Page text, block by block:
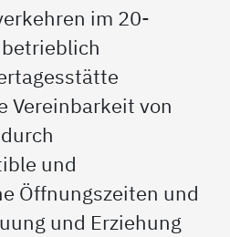
im 20-
Vereinbarkeit von
und
Öffnungszeiten und
und Erziehung